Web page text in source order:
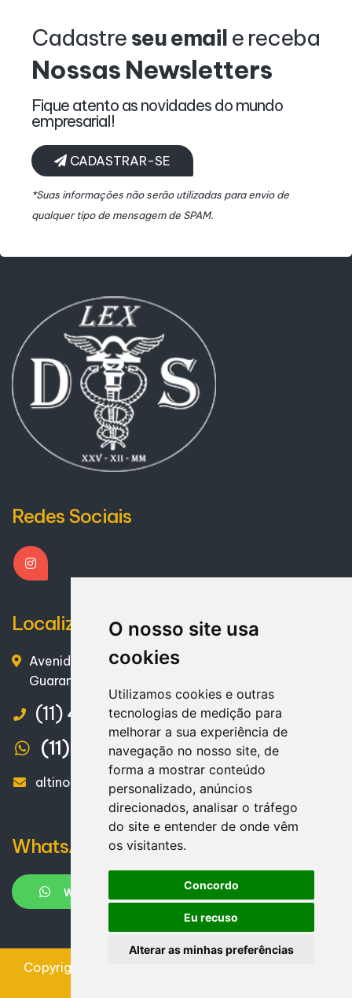
O nosso site usa
cookies
Utilizamos cookies e outras
tecnologias de medição para
melhorar a sua experiência de
navegação no nosso site, de
forma a mostrar conteúdo
personalizado, anúncios
direcionados, analisar o tráfego
do site e entender de onde vêm
os visitantes.
Concordo
Eu recuso
Alterar as minhas preferências
Cadastre seu email e receba
Nossas Newsletters
Fique atento as novidades do mundo
empresarial!
CADASTRAR-SE
*Suas informações não serão utilizadas para envio de
qualquer tipo de mensagem de SPAM.
Redes Sociais
Localização
Avenida Doutor Getúlio Vargas, nº 566 – Vila
Guarani – Mauá - SP – CEP. 09310-180
(11) 4555-2610
(11) 97100-6545
altinodias@diasesantos.com.br
WhatsApp
WHATSAPP
Copyright